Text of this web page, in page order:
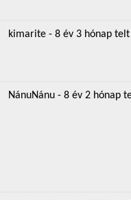
kimarite - 8 év 3 hónap
NánuNánu - 8 év 2 hónap